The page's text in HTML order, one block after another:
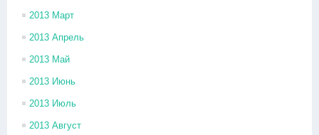
2013 Март
2013 Апрель
2013 Май
2013 Июнь
2013 Июль
2013 Август